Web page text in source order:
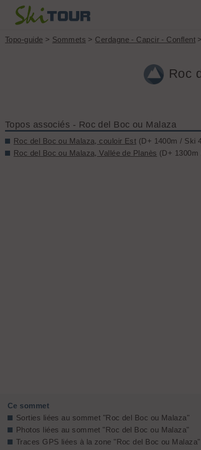
Topo-guide > Sommets > Cerdagne - Capcir - Conflent
Roc
Topos associés - Roc del Boc ou Malaza
Roc del Boc ou Malaza, couloir Est (D+ 1400m / Ski
Roc del Boc ou Malaza, Vallée de Planès (D+ 1300m
Ce sommet
Sorties liées au sommet "Roc del Boc ou Malaza"
Photos liées au sommet "Roc del Boc ou Malaza"
Traces GPS liées à la zone "Roc del Boc ou Malaza"